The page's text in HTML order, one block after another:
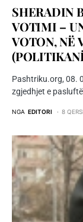
SHERADIN
VOTIMI –
VOTON, NË
Pashtriku.org, 08.
zgjedhjet e
NGA EDITORI 8